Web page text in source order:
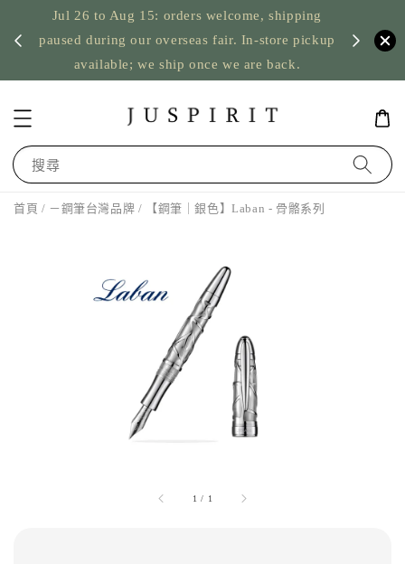
Jul 26 to Aug 15: orders welcome, shipping
paused during our overseas fair. In-store pickup
available; we ship once we are back.
US
搜尋
首頁 / －鋼筆台灣品牌 / 【鋼筆｜銀色】Laban - 骨骼系列
1 / 1